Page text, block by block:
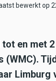
bewerkt op
tot en met
(WMC).
Limburg